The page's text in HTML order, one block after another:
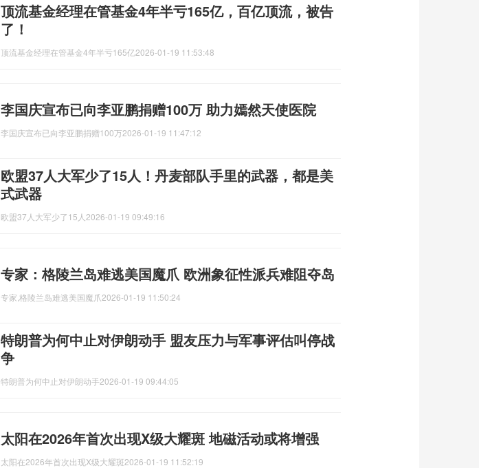
顶流基金经理在管基金4年半亏165亿，百亿顶流，被告
了！
顶流基金经理在管基金4年半亏165亿2026-01-19 11:53:48
李国庆宣布已向李亚鹏捐赠100万 助力嫣然天使医院
李国庆宣布已向李亚鹏捐赠100万2026-01-19 11:47:12
欧盟37人大军少了15人！丹麦部队手里的武器，都是美
式武器
欧盟37人大军少了15人 2026-01-19 09:49:16
专家：格陵兰岛难逃美国魔爪 欧洲象征性派兵难阻夺岛
专家,格陵兰岛难逃美国魔爪2026-01-19 11:50:24
特朗普为何中止对伊朗动手 盟友压力与军事评估叫停战
争
特朗普为何中止对伊朗动手2026-01-19 09:44:05
太阳在2026年首次出现X级大耀斑 地磁活动或将增强
太阳在2026年首次出现X级大耀斑2026-01-19 11:52:19